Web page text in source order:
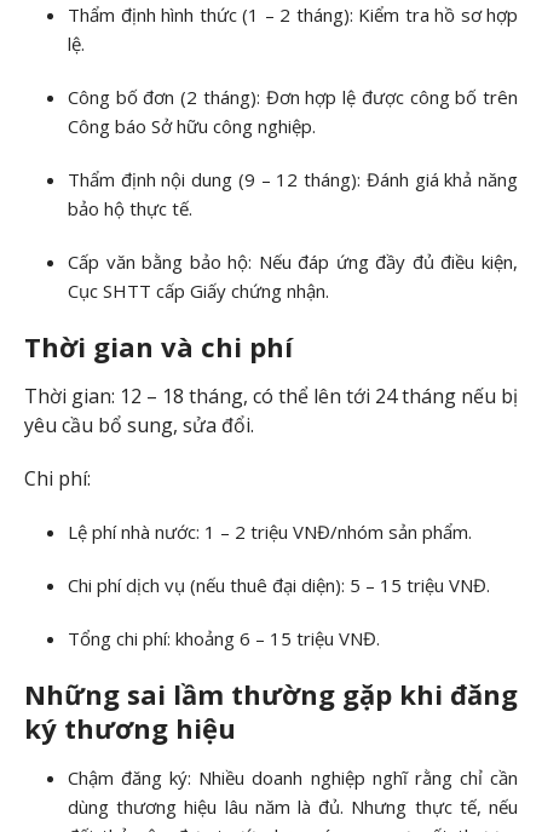
Thẩm định hình thức (1 – 2 tháng): Kiểm tra hồ sơ hợp
lệ.
Công bố đơn (2 tháng): Đơn hợp lệ được công bố trên
Công báo Sở hữu công nghiệp.
Thẩm định nội dung (9 – 12 tháng): Đánh giá khả năng
bảo hộ thực tế.
Cấp văn bằng bảo hộ: Nếu đáp ứng đầy đủ điều kiện,
Cục SHTT cấp Giấy chứng nhận.
Thời gian và chi phí
Thời gian: 12 – 18 tháng, có thể lên tới 24 tháng nếu bị
yêu cầu bổ sung, sửa đổi.
Chi phí:
Lệ phí nhà nước: 1 – 2 triệu VNĐ/nhóm sản phẩm.
Chi phí dịch vụ (nếu thuê đại diện): 5 – 15 triệu VNĐ.
Tổng chi phí: khoảng 6 – 15 triệu VNĐ.
Những sai lầm thường gặp khi đăng
ký thương hiệu
Chậm đăng ký: Nhiều doanh nghiệp nghĩ rằng chỉ cần
dùng thương hiệu lâu năm là đủ. Nhưng thực tế, nếu